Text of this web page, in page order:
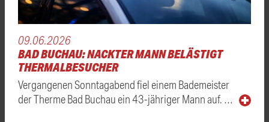
09.06.2026
BAD BUCHAU: NACKTER MANN BELÄSTIGT
THERMALBESUCHER
Vergangenen Sonntagabend fiel einem Bademeister
der Therme Bad Buchau ein 43-jähriger Mann auf. …